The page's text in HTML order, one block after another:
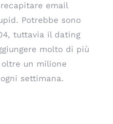
email
Potrebbe sono
tuttavia il dating
molto di più
oltre un milione
settimana.